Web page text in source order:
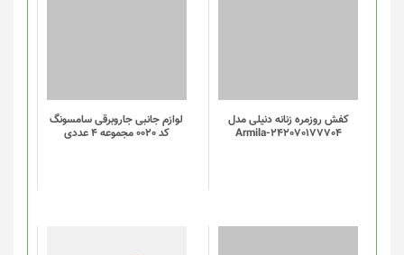
کفش روزمره زنانه دنیلی مدل
Armila-242070177704
لوازم جانبی جاروبرقی سامسونگ
کد 0020 مجموعه 4 عددی